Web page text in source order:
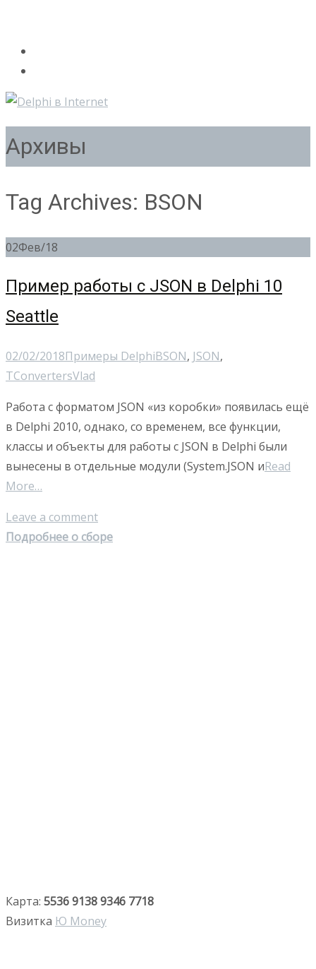
Архивы
Tag Archives: BSON
02Фев/18
Пример работы с JSON в Delphi 10
Seattle
02/02/2018Примеры DelphiBSON, JSON,
TConvertersVlad
Работа с форматом JSON «из коробки» появилась ещё
в Delphi 2010, однако, со временем, все функции,
классы и объекты для работы с JSON в Delphi были
вынесены в отдельные модули (System.JSON иRead
More…
Leave a comment
Подробнее о сборе
Карта: 5536 9138 9346 7718
Визитка Ю Money